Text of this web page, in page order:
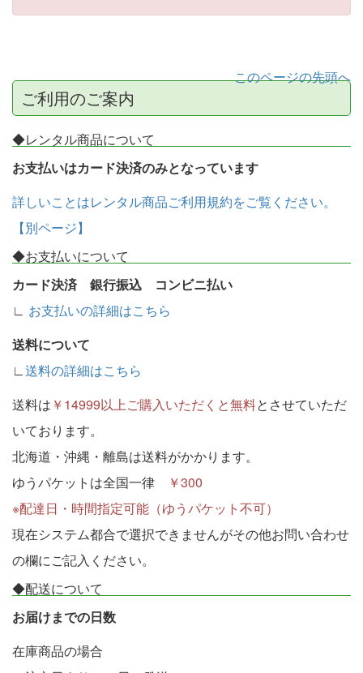
このページの先頭へ
ご利用のご案内
◆レンタル商品について
お支払いはカード決済のみとなっています
詳しいことはレンタル商品ご利用規約をご覧ください。
【別ページ】
◆お支払いについて
カード決済 銀行振込 コンビニ払い
∟ お支払いの詳細はこちら
送料について
∟送料の詳細はこちら
送料は ￥14999以上ご購入いただくと無料とさせていただ
いております。
北海道・沖縄・離島は送料がかかります。
ゆうパケットは全国一律
￥300
※配達日・時間指定可能（ゆうパケット不可）
現在システム都合で選択できませんがその他お問い合わせ
の欄にご記入ください。
◆配送について
お届けまでの日数
在庫商品の場合